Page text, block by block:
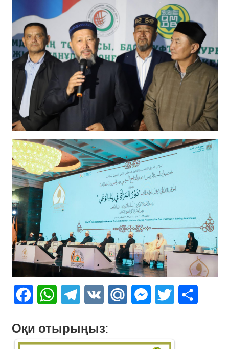
FacebookWhatsAppTelegram
VK Mail.Ru Messenger
Twitter
Оқи отырыңыз: